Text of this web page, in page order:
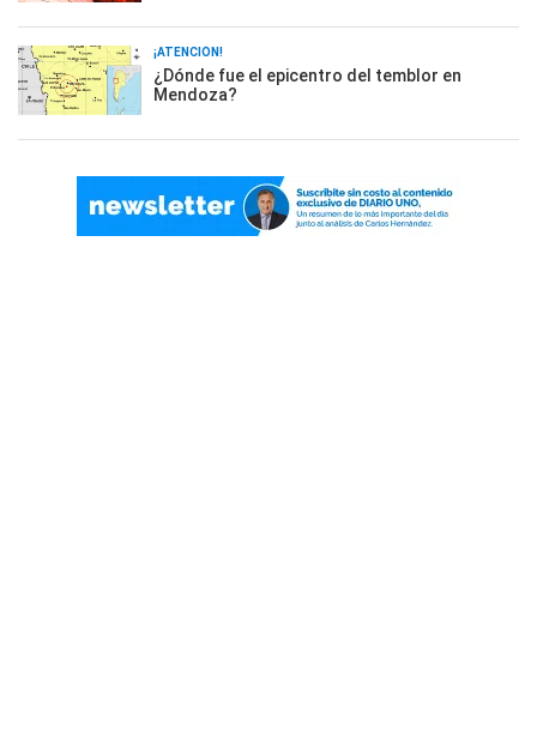
¡ATENCIÓN!
¿Dónde fue el epicentro del temblor en
Mendoza?